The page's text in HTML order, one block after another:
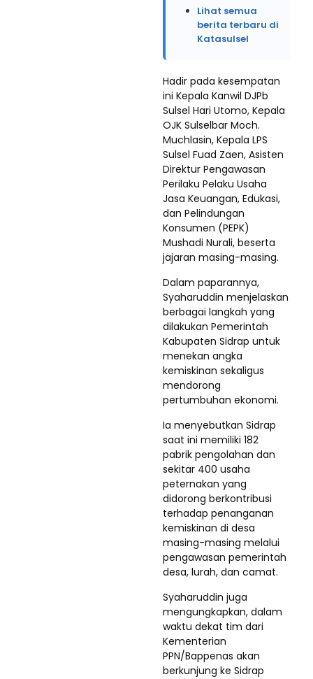
Lihat semua
berita terbaru di
Katasulsel
Hadir pada kesempatan
ini Kepala Kanwil DJPb
Sulsel Hari Utomo, Kepala
OJK Sulselbar Moch.
Muchlasin, Kepala LPS
Sulsel Fuad Zaen, Asisten
Direktur Pengawasan
Perilaku Pelaku Usaha
Jasa Keuangan, Edukasi,
dan Pelindungan
Konsumen (PEPK)
Mushadi Nurali, beserta
jajaran masing-masing.
Dalam paparannya,
Syaharuddin menjelaskan
berbagai langkah yang
dilakukan Pemerintah
Kabupaten Sidrap untuk
menekan angka
kemiskinan sekaligus
mendorong
pertumbuhan ekonomi.
Ia menyebutkan Sidrap
saat ini memiliki 182
pabrik pengolahan dan
sekitar 400 usaha
peternakan yang
didorong berkontribusi
terhadap penanganan
kemiskinan di desa
masing-masing melalui
pengawasan pemerintah
desa, lurah, dan camat.
Syaharuddin juga
mengungkapkan, dalam
waktu dekat tim dari
Kementerian
PPN/Bappenas akan
berkunjung ke Sidrap